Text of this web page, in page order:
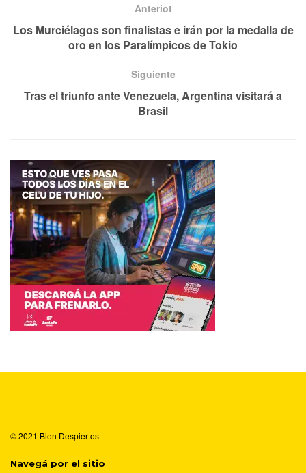
Anteriot
Los Murciélagos son finalistas e irán por la medalla de
oro en los Paralímpicos de Tokio
Siguiente
Tras el triunfo ante Venezuela, Argentina visitará a
Brasil
© 2021 Bien Despiertos
Navegá por el sitio